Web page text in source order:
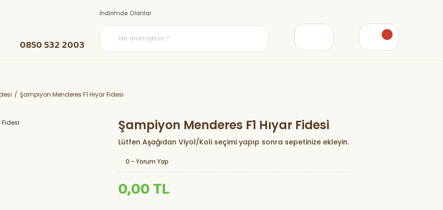
0850 532 2003
İndirimde Olanlar
Şampiyon Menderes F1 Hıyar Fidesi
Şampiyon Menderes F1 Hıyar Fidesi
Lütfen Aşağıdan Viyol/Koli seçimi yapıp sonra sepetinize ekleyin.
0 - Yorum Yap
0,00 TL